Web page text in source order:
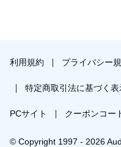
利用規約 プライバシー
特定商取引法に基づく表
PCサイト クーポンコー
© Copyright 1997 - 2026